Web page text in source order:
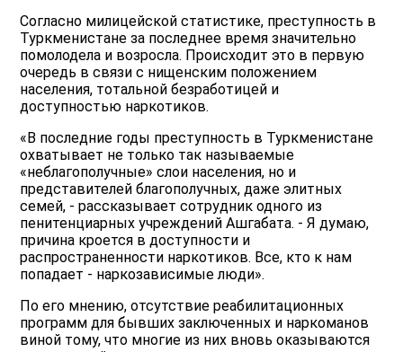
Согласно милицейской статистике, преступность в
Туркменистане за последнее время значительно
помолодела и возросла. Происходит это в первую
очередь в связи с нищенским положением
населения, тотальной безработицей и
доступностью наркотиков.
«В последние годы преступность в Туркменистане
охватывает не только так называемые
«неблагополучные» слои населения, но и
представителей благополучных, даже элитных
семей, - рассказывает сотрудник одного из
пенитенциарных учреждений Ашгабата. - Я думаю,
причина кроется в доступности и
распространенности наркотиков. Все, кто к нам
попадает - наркозависимые люди».
По его мнению, отсутствие реабилитационных
программ для бывших заключенных и наркоманов
виной тому, что многие из них вновь оказываются